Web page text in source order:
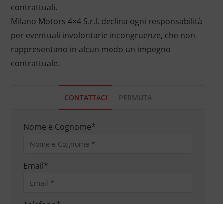
contrattuali.
Milano Motors 4×4 S.r.l. declina ogni responsabilità
per eventuali involontarie incongruenze, che non
rappresentano in alcun modo un impegno
contrattuale.
CONTATTACI PERMUTA
Nome e Cognome*
Email*